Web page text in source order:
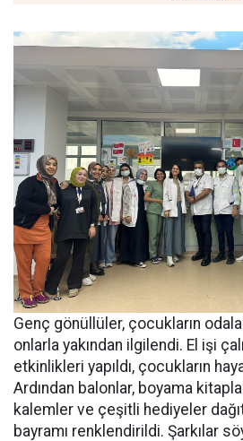
Genç gönüllüler, çocukların
onlarla yakından ilgilendi. El işi
etkinlikleri yapıldı, çocukların
Ardından balonlar, boyama
kalemler ve çeşitli hediyeler
bayramı renklendirildi. Şarkılar